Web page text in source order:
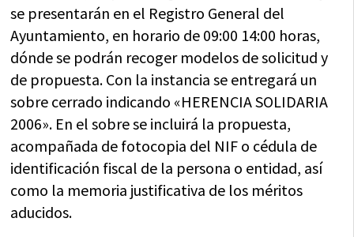
se presentarán en el Registro General del
Ayuntamiento, en horario de 09:00 14:00 horas,
dónde se podrán recoger modelos de solicitud y
de propuesta. Con la instancia se entregará un
sobre cerrado indicando «HERENCIA SOLIDARIA
2006». En el sobre se incluirá la propuesta,
acompañada de fotocopia del NIF o cédula de
identificación fiscal de la persona o entidad, así
como la memoria justificativa de los méritos
aducidos.